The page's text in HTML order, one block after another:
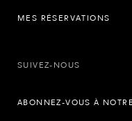
MES RÉSERVATIONS
SUIVEZ-NOUS
ABONNEZ-VOUS À